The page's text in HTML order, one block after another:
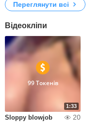
Переглянути всі
Відеокліпи
1:33
99 Токенів
Sloppy blowjob 20